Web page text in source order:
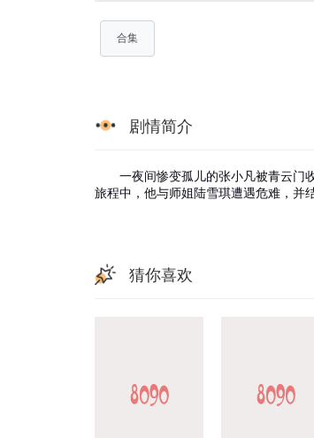
合集
剧情简介
一夜间惨变孤儿的张小凡被青云门收
旅程中，他与师姐陆雪琪遭遇危难，并
猜你喜欢